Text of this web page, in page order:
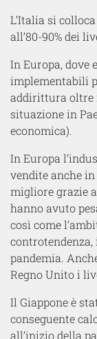
L’Italia si
all’80-90% dei
In Europa, dove
implementabili
addirittura oltre
situazione in
economica).
In Europa
vendite anche
migliore grazie
hanno avuto
così come
pandemia.
Regno Unito i
Il Giappone è
conseguente
all’inizio della